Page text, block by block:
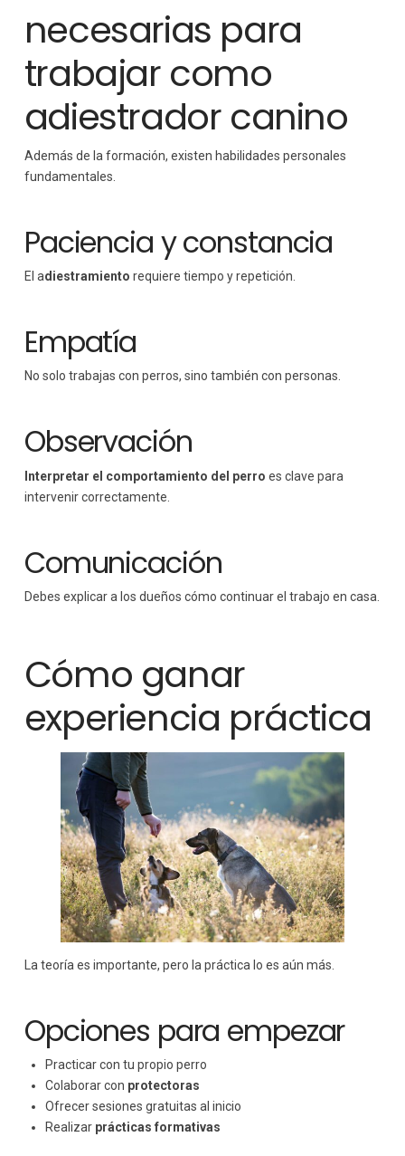
necesarias para
trabajar como
adiestrador canino
Además de la formación, existen habilidades personales
fundamentales.
Paciencia y constancia
El adiestramiento requiere tiempo y repetición.
Empatía
No solo trabajas con perros, sino también con personas.
Observación
Interpretar el comportamiento del perro es clave para
intervenir correctamente.
Comunicación
Debes explicar a los dueños cómo continuar el trabajo en casa.
Cómo ganar
experiencia práctica
La teoría es importante, pero la práctica lo es aún más.
Opciones para empezar
Practicar con tu propio perro
Colaborar con protectoras
Ofrecer sesiones gratuitas al inicio
Realizar prácticas formativas